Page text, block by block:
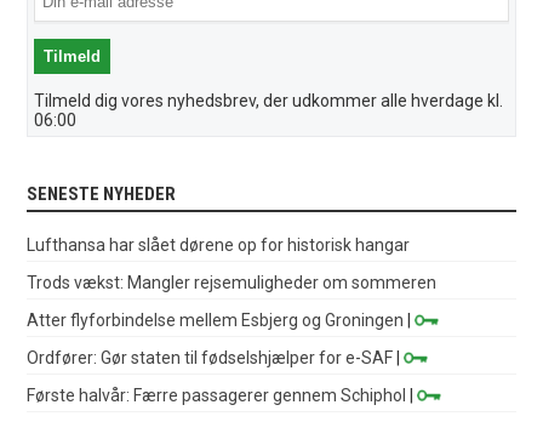
Tilmeld dig vores nyhedsbrev, der udkommer alle hverdage kl.
06:00
SENESTE NYHEDER
Lufthansa har slået dørene op for historisk hangar
Trods vækst: Mangler rejsemuligheder om sommeren
Atter flyforbindelse mellem Esbjerg og Groningen |
Ordfører: Gør staten til fødselshjælper for e-SAF |
Første halvår: Færre passagerer gennem Schiphol
|